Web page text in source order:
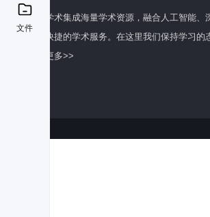
文件
百度学术集成海量学术资源，融合人工智能
全面快捷的学术服务。在这里我们保持学习
了解更多>>